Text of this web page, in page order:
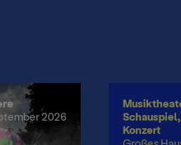
2026
Konzert